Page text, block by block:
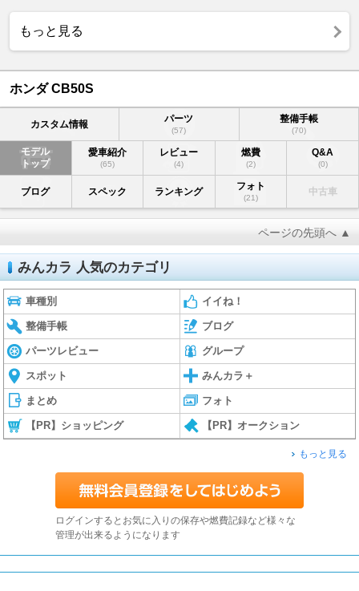
もっと見る
ホンダ CB50S
カスタム情報 パーツ
(57)
整備手帳
(70)
モデル
トップ
愛車紹介
(65)
レビュー
(4)
燃費
(2)
Q&A
(0)
ブログ スペック ランキング フォト
(21)
中古車
ページの先頭へ ▲
みんカラ 人気のカテゴリ
車種別 イイね！
整備手帳 ブログ
パーツレビュー グループ
スポット みんカラ＋
まとめ フォト
【PR】ショッピング 【PR】オークション
もっと見る
ログインするとお気に入りの保存や燃費記録など様々な
管理が出来るようになります